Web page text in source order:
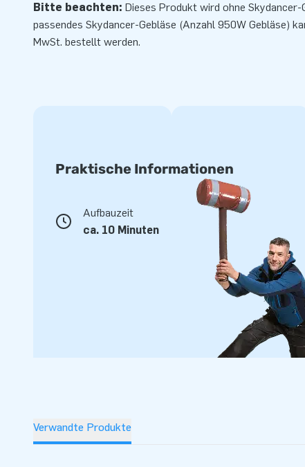
Bitte beachten: Dieses Produkt wird ohne Skydancer-
passendes Skydancer-Gebläse (Anzahl 950W Gebläse)
MwSt. bestellt werden.
Praktische Informationen
Aufbauzeit
ca. 10 Minuten
Verwandte Produkte